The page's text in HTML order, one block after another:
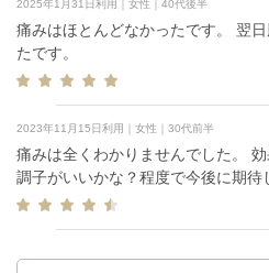
2025年1月31日利用｜女性｜40代後半
痛みはほとんどなかったです。 翌
たです。
2023年11月15日利用｜女性｜30代前半
痛みは全くわかりませんでした。
調子がいいかな？程度で今後に期待